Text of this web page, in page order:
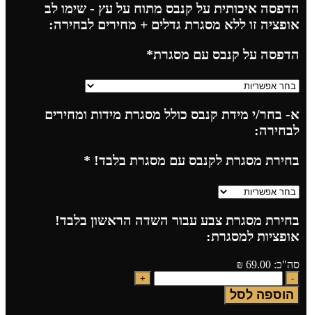
הדפסה איכותית על קנבס מתוח על עץ - שימו לב
אופציה זו ללא מסגרת גדלים + מחירים לבחירה:
הדפסה על קנבס עם מסגרת*
א- בחר/י מידת קנבס כולל מסגרת מידות ומחירים
לבחירה:
בחירת מסגרת לקנבס עם מסגרת בלבד! *
בחירת מסגרת צבע עבור השדה הראשון בלבד!
אופציות למסגרת:
סה"כ: 69.00
₪
הוספה לסל